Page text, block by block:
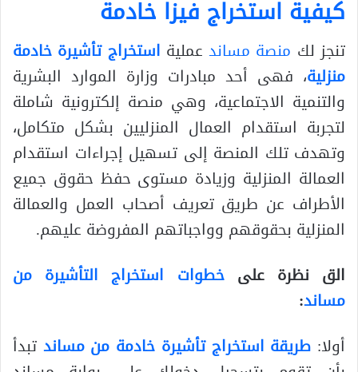
كيفية استخراج فيزا خادمة
تنجز لك منصة مساندعملية استخراج تأشيرة خادمة
منزلية، فهى أحد مبادرات وزارة الموارد البشرية
والتنمية الاجتماعية، وهي منصة إلكترونية شاملة
لتجربة استقدام العمال المنزليين بشكل متكامل،
وتهدف تلك المنصة إلى تسهيل إجراءات استقدام
العمالة المنزلية وزيادة مستوى حفظ حقوق جميع
الأطراف عن طريق تعريف أصحاب العمل والعمالة
المنزلية بحقوقهم وواجباتهم المفروضة عليهم.
الق نظرة علىخطوات استخراج التأشيرة من
مساند:
أولا: طريقة استخراج تأشيرة خادمة من مساند تبدأ